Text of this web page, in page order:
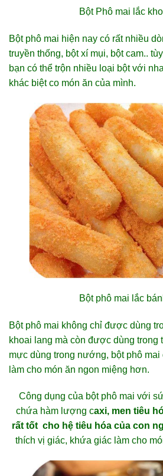
Bột Phô mai lắc
Bột phô mai hiện nay có rất nhiều
truyền thống, bột xí mụi, bột cam..
bạn có thể trộn nhiều loại bột với
khác biệt co món ăn của mình.
Bột phô mai lắc
Bột phô mai không chỉ được dùng
khoai lang mà còn được dùng trong
mực dùng trong nướng, bột phô
làm cho món ăn ngon miệng hơn.
Công dụng của bột phô mai với
chứa hàm lượng caxi, men tiêu
rất tốt cho hệ tiêu hóa của con
thích vị giác, khứa giác làm cho